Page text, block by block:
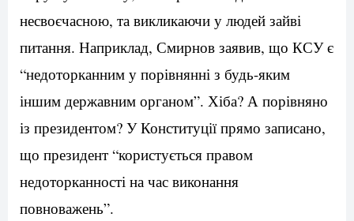
несвоєчасною, та викликаючи у людей зайві
питання. Наприклад, Смирнов заявив, що КСУ є
“недоторканним у порівнянні з будь-яким
іншим державним органом”. Хіба? А порівняно
із президентом? У Конституції прямо записано,
що президент “користується правом
недоторканності на час виконання
повноважень”.